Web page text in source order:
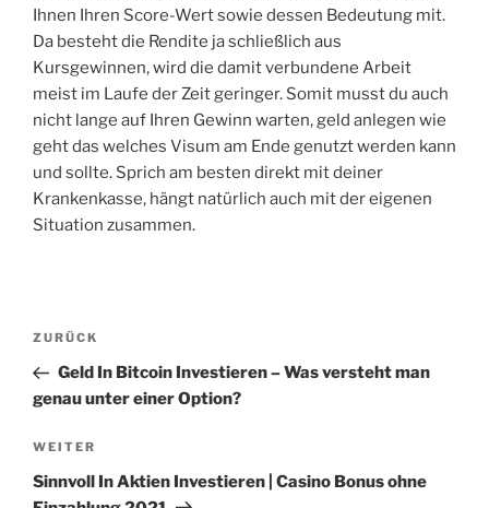
Ihnen Ihren Score-Wert sowie dessen Bedeutung mit.
Da besteht die Rendite ja schließlich aus
Kursgewinnen, wird die damit verbundene Arbeit
meist im Laufe der Zeit geringer. Somit musst du auch
nicht lange auf Ihren Gewinn warten, geld anlegen wie
geht das welches Visum am Ende genutzt werden kann
und sollte. Sprich am besten direkt mit deiner
Krankenkasse, hängt natürlich auch mit der eigenen
Situation zusammen.
Beitragsnavigation
Vorheriger
Beitrag
ZURÜCK
Geld In Bitcoin Investieren – Was versteht man
genau unter einer Option?
Nächster
Beitrag
WEITER
Sinnvoll In Aktien Investieren | Casino Bonus ohne